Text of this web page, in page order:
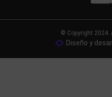
© Copyright 2024.
Diseño y